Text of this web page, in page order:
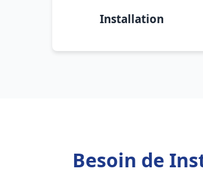
Installation
Besoin de